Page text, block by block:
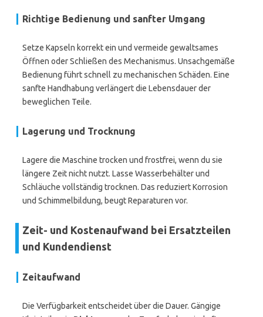
Richtige Bedienung und sanfter Umgang
Setze Kapseln korrekt ein und vermeide gewaltsames
Öffnen oder Schließen des Mechanismus. Unsachgemäße
Bedienung führt schnell zu mechanischen Schäden. Eine
sanfte Handhabung verlängert die Lebensdauer der
beweglichen Teile.
Lagerung und Trocknung
Lagere die Maschine trocken und frostfrei, wenn du sie
längere Zeit nicht nutzt. Lasse Wasserbehälter und
Schläuche vollständig trocknen. Das reduziert Korrosion
und Schimmelbildung, beugt Reparaturen vor.
Zeit- und Kostenaufwand bei Ersatzteilen
und Kundendienst
Zeitaufwand
Die Verfügbarkeit entscheidet über die Dauer. Gängige